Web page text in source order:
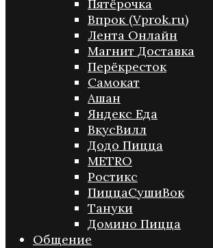
Пятёрочка
Впрок (Vprok.ru)
Лента Онлайн
Магнит Доставка
Перёкресток
Самокат
Ашан
Яндекс Еда
ВкусВилл
Додо Пицца
METRO
Ростикс
ПиццаСушиВок
Тануки
Домино Пицца
Общение